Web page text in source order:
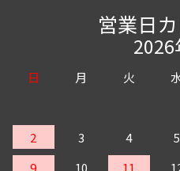
営業日
2026
日 月 火
2
3 4 5
9
10 11